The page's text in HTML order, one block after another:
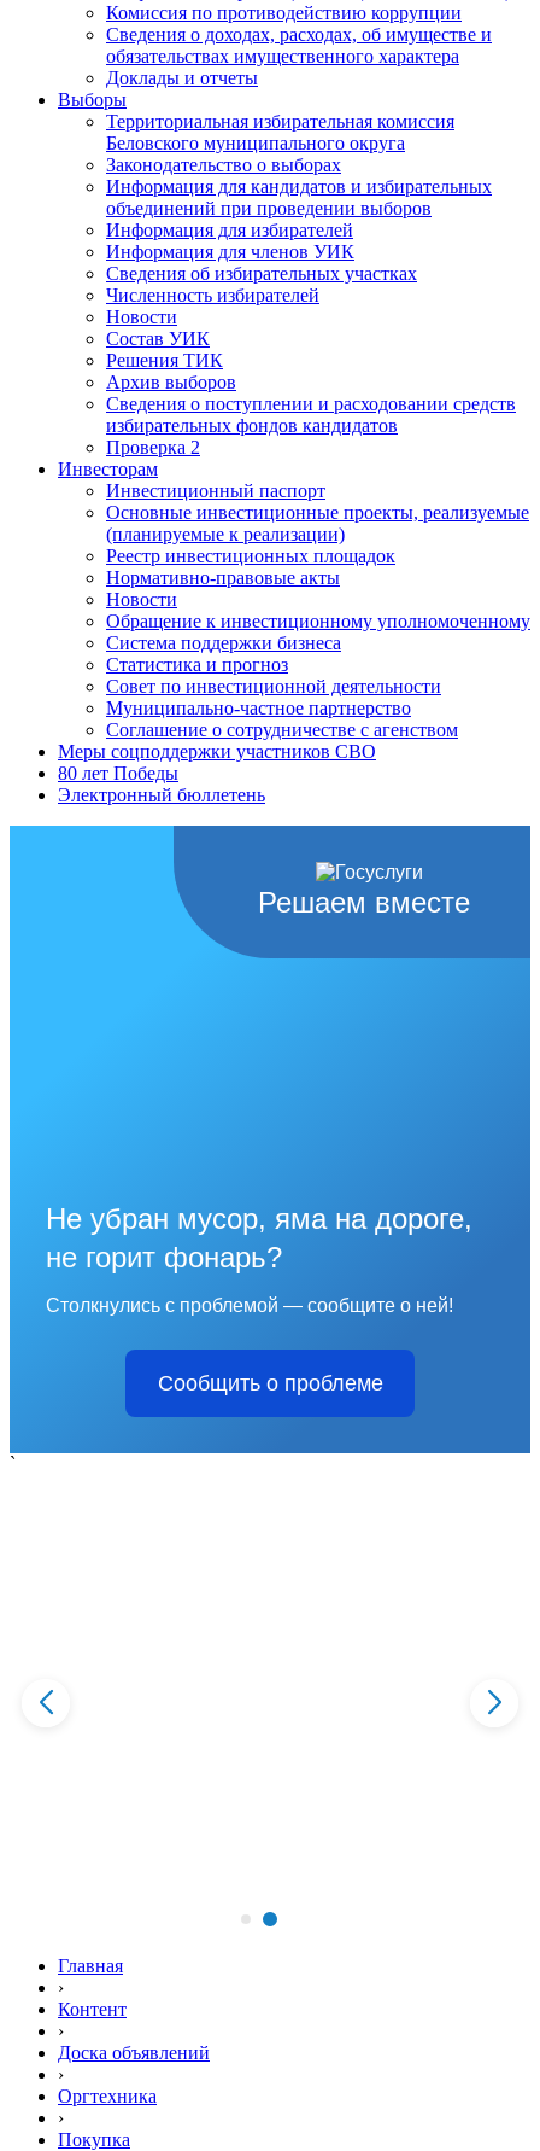
Комиссия по противодействию коррупции
Сведения о доходах, расходах, об имуществе и
обязательствах имущественного характера
Доклады и отчеты
Выборы
Территориальная избирательная комиссия
Беловского муниципального округа
Законодательство о выборах
Информация для кандидатов и избирательных
объединений при проведении выборов
Информация для избирателей
Информация для членов УИК
Сведения об избирательных участках
Численность избирателей
Новости
Состав УИК
Решения ТИК
Архив выборов
Сведения о поступлении и расходовании средств
избирательных фондов кандидатов
Проверка 2
Инвесторам
Инвестиционный паспорт
Основные инвестиционные проекты, реализуемые
(планируемые к реализации)
Реестр инвестиционных площадок
Нормативно-правовые акты
Новости
Обращение к инвестиционному уполномоченному
Система поддержки бизнеса
Статистика и прогноз
Совет по инвестиционной деятельности
Муниципально-частное партнерство
Соглашение о сотрудничестве с агенством
Меры соцподдержки участников СВО
80 лет Победы
Электронный бюллетень
Решаем вместе
Не убран мусор, яма на дороге,
не горит фонарь?
Столкнулись с проблемой — сообщите о ней!
Сообщить о проблеме
`
Главная
›
Контент
›
Доска объявлений
›
Оргтехника
›
Покупка